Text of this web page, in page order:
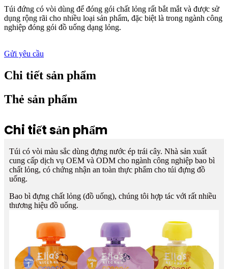
Túi đứng có vòi dùng để đóng gói chất lỏng rất bắt mắt và được sử
dụng rộng rãi cho nhiều loại sản phẩm, đặc biệt là trong ngành công
nghiệp đóng gói đồ uống dạng lỏng.
Gửi yêu cầu
Chi tiết sản phẩm
Thẻ sản phẩm
Chi tiết sản phẩm
Túi có vòi màu sắc dùng đựng nước ép trái cây. Nhà sản xuất
cung cấp dịch vụ OEM và ODM cho ngành công nghiệp bao bì
chất lỏng, có chứng nhận an toàn thực phẩm cho túi đựng đồ
uống.
Bao bì đựng chất lỏng (đồ uống), chúng tôi hợp tác với rất nhiều
thương hiệu đồ uống.